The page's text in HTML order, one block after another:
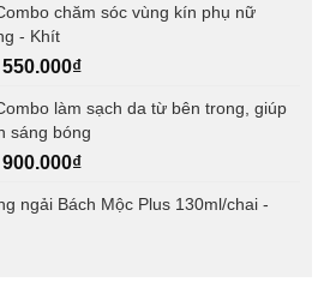
150.000₫.là:
chăm sóc vùng kín phụ nữ
- Khít
Giá
là:
580.000₫.
550.000₫Giá
tại
là:
550.000₫.
làm sạch da từ bên trong, giúp
sáng bóng
Giá
là:
900.000₫Giá
tại
ngải Bách Mộc Plus 130ml/chai -